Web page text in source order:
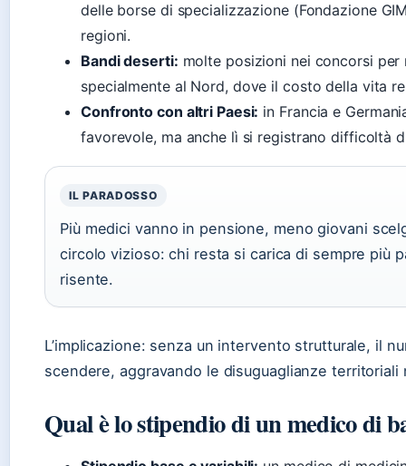
delle borse di specializzazione (Fondazione
regioni.
Bandi deserti: molte posizioni nei concorsi
specialmente al Nord, dove il costo della vita
Confronto con altri Paesi: in Francia e
favorevole, ma anche lì si registrano difficoltà
IL PARADOSSO
Più medici vanno in pensione, meno giovani
circolo vizioso: chi resta si carica di sempre più
risente.
L’implicazione: senza un intervento strutturale, il
scendere, aggravando le disuguaglianze territoriali
Qual è lo stipendio di un medico di